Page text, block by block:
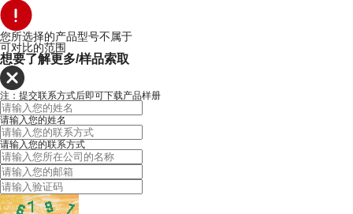
您所选择的产品型号不属于
可对比的范围
想要了解更多/样品索取
注：提交联系方式后即可下载产品样册
请输入您的姓名
请输入您的联系方式